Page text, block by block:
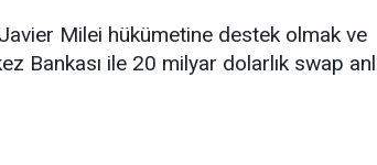
Javier Milei hükümetine destek olmak ve
Bankası ile 20 milyar dolarlık swap